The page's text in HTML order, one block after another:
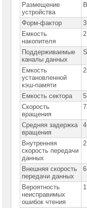
Компьютеры
Brand
Name
Принтеры
плоттеры
МФУ
Серверы
Brand
Name
Пассивное
сетевое
оборудование
Активное
сетевое
оборудование
СХД
системы
хранения
данных
Размещение
устройства
Форм-фактор
Емкость
накопителя
Поддерживаемые
каналы данных
Емкость
установленной
кэш-памяти
Емкость сектора
Скорость
вращения
Средняя задержка
вращения
Внутренняя
скорость передачи
данных
Внешняя скорость
передачи данных
Вероятность
неисправимых
ошибок чтения